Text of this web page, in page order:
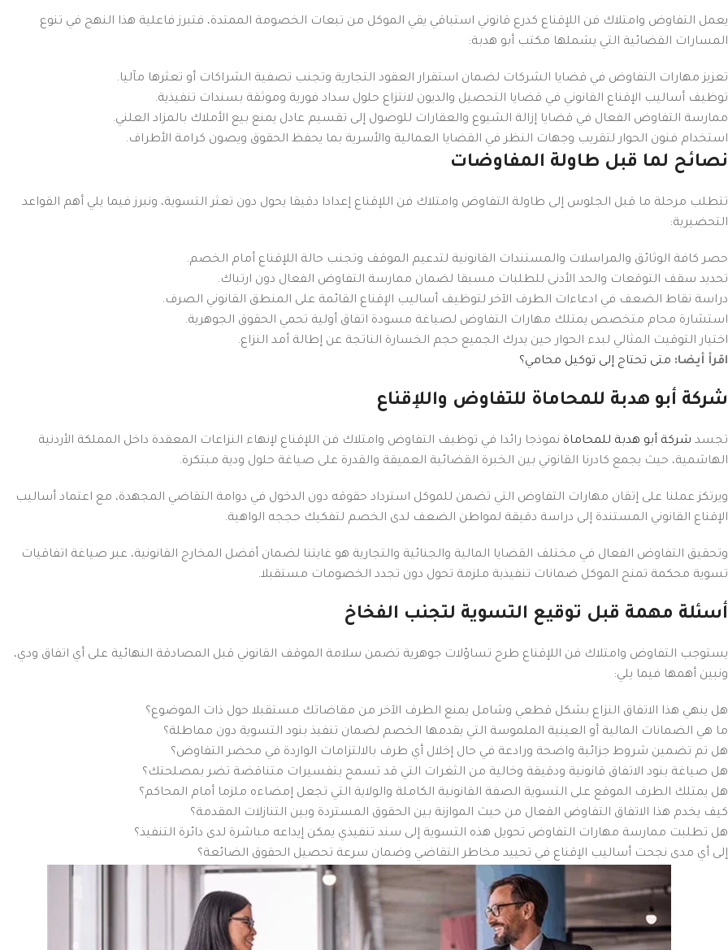
يعمل التفاوض وامتلاك فن اللإقناع كدرع قانوني استباقي يقي الموكل من تبعات الخصومة الممتدة، فتبرز فاعلية هذا النهج في تنوع
المسارات القضائية التي يشملها مكتب أبو هدبة:
تعزيز مهارات التفاوض في قضايا الشركات لضمان استقرار العقود التجارية وتجنب تصفية الشراكات أو تعثرها مآليا.
توظيف أساليب الإقناع القانوني في قضايا التحصيل والديون لانتزاع حلول سداد فورية وموثقة بسندات تنفيذية.
ممارسة التفاوض الفعال في قضايا إزالة الشيوع والعقارات للوصول إلى تقسيم عادل يمنع بيع الأملاك بالمزاد العلني.
استخدام فنون الحوار لتقريب وجهات النظر في القضايا العمالية والأسرية بما يحفظ الحقوق ويصون كرامة الأطراف.
نصائح لما قبل طاولة المفاوضات
تتطلب مرحلة ما قبل الجلوس إلى طاولة التفاوض وامتلاك فن اللإقناع إعدادا دقيقا يحول دون تعثر التسوية، ونبرز فيما يلي أهم القواعد
التحضيرية:
حصر كافة الوثائق والمراسلات والمستندات القانونية لتدعيم الموقف وتجنب حالة اللإقناع أمام الخصم.
تحديد سقف التوقعات والحد الأدنى للطلبات مسبقا لضمان ممارسة التفاوض الفعال دون ارتباك.
دراسة نقاط الضعف في ادعاءات الطرف الآخر لتوظيف أساليب الإقناع القائمة على المنطق القانوني الصرف.
استشارة محام متخصص يمتلك مهارات التفاوض لصياغة مسودة اتفاق أولية تحمي الحقوق الجوهرية.
اختيار التوقيت المثالي لبدء الحوار حين يدرك الجميع حجم الخسارة الناتجة عن إطالة أمد النزاع.
اقرأ أيضا: متى تحتاج إلى توكيل محامي؟
شركة أبو هدبة للمحاماة للتفاوض واللإقناع
تجسد شركة أبو هدبة للمحاماة نموذجا رائدا في توظيف التفاوض وامتلاك فن اللإقناع لإنهاء النزاعات المعقدة داخل المملكة الأردنية
الهاشمية، حيث يجمع كادرنا القانوني بين الخبرة القضائية العميقة والقدرة على صياغة حلول ودية مبتكرة.
ويرتكز عملنا على إتقان مهارات التفاوض التي تضمن للموكل استرداد حقوقه دون الدخول في دوامة التقاضي المجهدة، مع اعتماد أساليب
الإقناع القانوني المستندة إلى دراسة دقيقة لمواطن الضعف لدى الخصم لتفكيك حججه الواهية.
وتحقيق التفاوض الفعال في مختلف القضايا المالية والجنائية والتجارية هو غايتنا لضمان أفضل المخارج القانونية، عبر صياغة اتفاقيات
تسوية محكمة تمنح الموكل ضمانات تنفيذية ملزمة تحول دون تجدد الخصومات مستقبلا.
أسئلة مهمة قبل توقيع التسوية لتجنب الفخاخ
يستوجب التفاوض وامتلاك فن اللإقناع طرح تساؤلات جوهرية تضمن سلامة الموقف القانوني قبل المصادقة النهائية على أي اتفاق ودي،
ونبين أهمها فيما يلي:
هل ينهي هذا الاتفاق النزاع بشكل قطعي وشامل يمنع الطرف الآخر من مقاضاتك مستقبلا حول ذات الموضوع؟
ما هي الضمانات المالية أو العينية الملموسة التي يقدمها الخصم لضمان تنفيذ بنود التسوية دون مماطلة؟
هل تم تضمين شروط جزائية واضحة ورادعة في حال إخلال أي طرف بالالتزامات الواردة في محضر التفاوض؟
هل صياغة بنود الاتفاق قانونية ودقيقة وخالية من الثغرات التي قد تسمح بتفسيرات متناقضة تضر بمصلحتك؟
هل يمتلك الطرف الموقع على التسوية الصفة القانونية الكاملة والولاية التي تجعل إمضاءه ملزما أمام المحاكم؟
كيف يخدم هذا الاتفاق التفاوض الفعال من حيث الموازنة بين الحقوق المستردة وبين التنازلات المقدمة؟
هل تطلبت ممارسة مهارات التفاوض تحويل هذه التسوية إلى سند تنفيذي يمكن إيداعه مباشرة لدى دائرة التنفيذ؟
إلى أي مدى نجحت أساليب الإقناع في تحييد مخاطر التقاضي وضمان سرعة تحصيل الحقوق الضائعة؟